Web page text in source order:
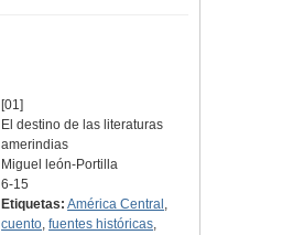
[01]
El destino de las literaturas
amerindias
Miguel león-Portilla
6-15
Etiquetas: América Central ,
cuento,fuentes históricas,